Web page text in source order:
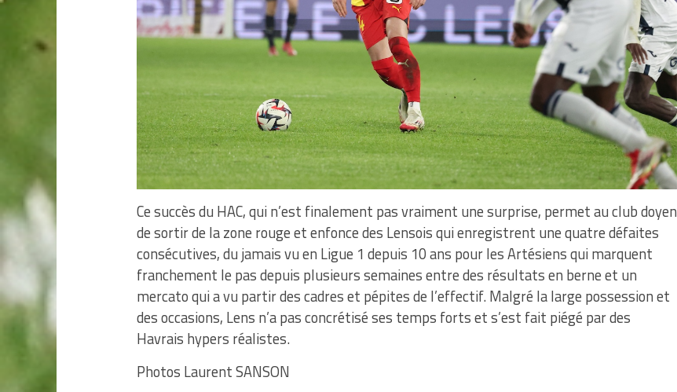
Ce succès du HAC, qui n’est finalement pas vraiment une surprise, permet au club doyen
de sortir de la zone rouge et enfonce des Lensois qui enregistrent une quatre défaites
consécutives, du jamais vu en Ligue 1 depuis 10 ans pour les Artésiens qui marquent
franchement le pas depuis plusieurs semaines entre des résultats en berne et un
mercato qui a vu partir des cadres et pépites de l’effectif. Malgré la large possession et
des occasions, Lens n’a pas concrétisé ses temps forts et s’est fait piégé par des
Havrais hypers réalistes.
Photos Laurent SANSON